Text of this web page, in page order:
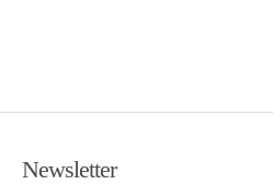
Newsletter